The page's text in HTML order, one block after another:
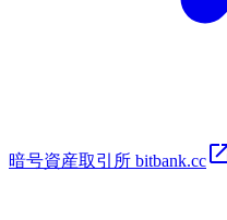
暗号​資​産取​引所 bitbank.cc​